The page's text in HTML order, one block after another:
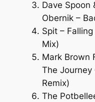
Dave Spoon
Obernik –
Spit –
Mix)
Mark Brown
The Journey
Remix)
The